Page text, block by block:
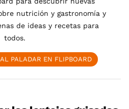
nutrición y gastronomía y
de ideas y recetas para
todos.
PALADAR EN FLIPBOARD